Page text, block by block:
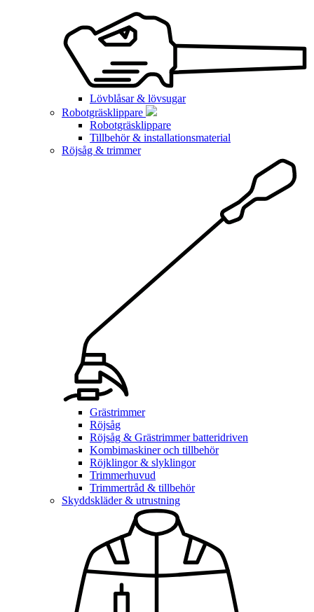
Lövblåsar & lövsugar
Robotgräsklippare
Robotgräsklippare
Tillbehör & installationsmaterial
Röjsåg & trimmer
Grästrimmer
Röjsåg
Röjsåg & Grästrimmer batteridriven
Kombimaskiner och tillbehör
Röjklingor & slyklingor
Trimmerhuvud
Trimmertråd & tillbehör
Skyddskläder & utrustning